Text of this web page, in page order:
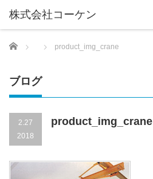
Home product_img_crane
ブログ
2.27
2018
product_img_crane